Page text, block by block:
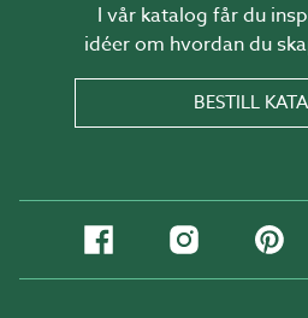
I vår katalog får du
idéer om hvordan du
BESTILL